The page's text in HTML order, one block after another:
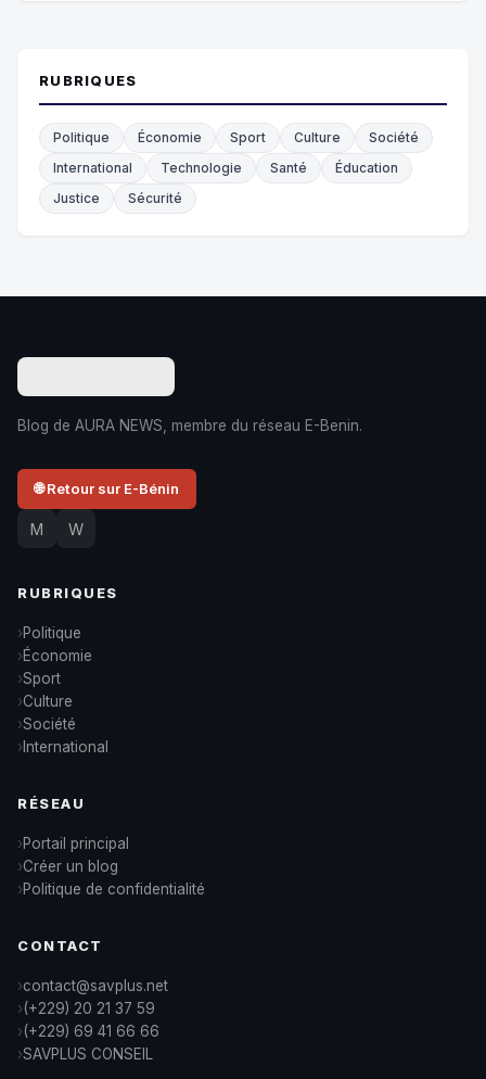
RUBRIQUES
Politique Économie Sport Culture
Société
International
Technologie Santé
Éducation
Justice
Sécurité
Blog de AURA NEWS, membre du réseau E-Benin.
🌐 Retour sur E-Bénin
M W
RUBRIQUES
Politique
Économie
Sport
Culture
Société
International
RÉSEAU
Portail principal
Créer un blog
Politique de confidentialité
CONTACT
contact@savplus.net
(+229) 20 21 37 59
(+229) 69 41 66 66
SAVPLUS CONSEIL